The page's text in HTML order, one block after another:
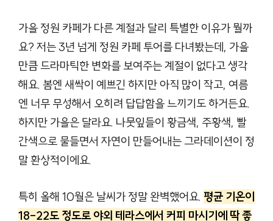
가을 정원 카페가 다른 계절과 달리 특별한 이유가 뭘까
요? 저는 3년 넘게 정원 카페 투어를 다녀봤는데, 가을
만큼 드라마틱한 변화를 보여주는 계절이 없다고 생각
해요. 봄엔 새싹이 예쁘긴 하지만 아직 많이 작고, 여름
엔 너무 무성해서 오히려 답답함을 느끼기도 하거든요.
하지만 가을은 달라요. 나뭇잎들이 황금색, 주황색, 빨
간색으로 물들면서 자연이 만들어내는 그라데이션이 정
말 환상적이에요.
특히 올해 10월은 날씨가 정말 완벽했어요. 평균 기온이
18-22도 정도로 야외 테라스에서 커피 마시기에 딱 좋